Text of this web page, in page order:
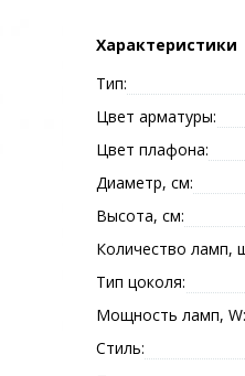
Характеристики
Тип:
Цвет арматуры:
Цвет плафона:
Диаметр, см:
Высота, см:
Количество ламп,
Тип цоколя:
Мощность ламп, W:
Стиль: